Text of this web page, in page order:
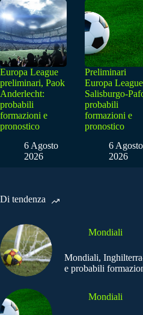
Europa League
preliminari, Paok
Anderlecht:
probabili
formazioni e
pronostico
6 Agosto
2026
Preliminari
Europa
Salisburgo-
probabili
formazioni e
pronostico
6 Agosto
2026
Di tendenza
Mondiali
Mondiali,
e probabili
Mondiali